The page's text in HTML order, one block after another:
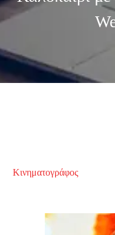
Κινηματογράφος